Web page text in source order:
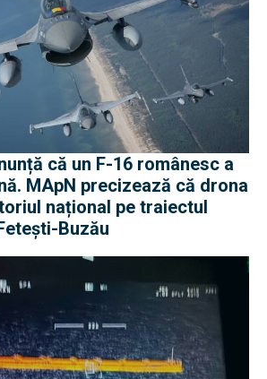
că un F-16 românesc a
MApN precizează că drona
național pe traiectul
Buzău